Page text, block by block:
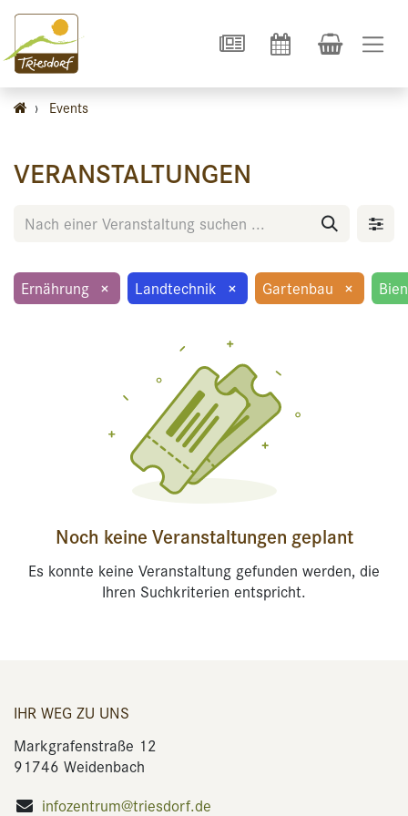
› Events
VERANSTALTUNGEN
Ernährung × Landtechnik × Gartenbau ×
Noch keine Veranstaltungen geplant
Es konnte keine Veranstaltung gefunden werden, die
Ihren Suchkriterien entspricht.
IHR WEG ZU UNS
Markgrafenstraße 12
91746 Weidenbach
infozentrum@triesdorf.de